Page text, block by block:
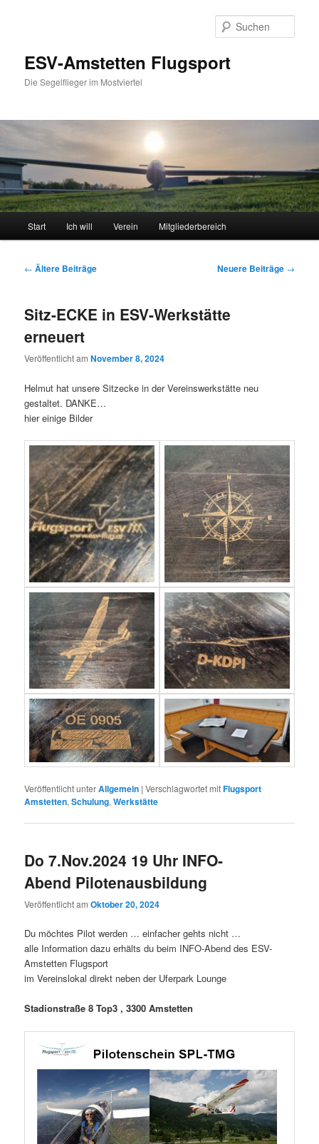
ESV-Amstetten Flugsport
Die Segelflieger im Mostviertel
Start Ich will Verein Mitgliederbereich
Beitragsnavigation
← Ältere Beiträge Neuere Beiträge →
Sitz-ECKE in ESV-Werkstätte
erneuert
Veröffentlicht amNovember 8, 2024
Helmut hat unsere Sitzecke in der Vereinswerkstätte neu
gestaltet. DANKE…
hier einige Bilder
Veröffentlicht unterAllgemein |Verschlagwortet mitFlugsport
Amstetten,Schulung,Werkstätte
Do 7.Nov.2024 19 Uhr INFO-
Abend Pilotenausbildung
Veröffentlicht amOktober 20, 2024
Du möchtes Pilot werden … einfacher gehts nicht …
alle Information dazu erhälts du beim INFO-Abend des ESV-
Amstetten Flugsport
im Vereinslokal direkt neben der Uferpark Lounge
Stadionstraße 8 Top3 , 3300 Amstetten